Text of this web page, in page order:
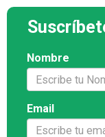
Nombre
Email